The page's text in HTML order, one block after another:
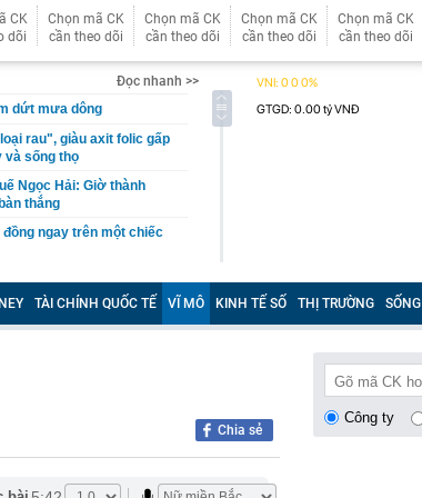
CK
dõi
Chọn mã CK
cần theo dõi
Chọn mã CK
cần theo dõi
Chọn mã CK
cần theo dõi
Chọn mã CK
cần theo dõi
Đọc nhanh >>
dứt mưa dông
rau", giàu axit folic gấp
và sống thọ
Ngọc Hải: Giờ thành
thắng
ngay trên một chiếc
sẽ sớm trở thành dĩ
pin ô tô điện vào năm
được lên trang bìa quá
TÀI CHÍNH QUỐC TẾ VĨ MÔ KINH TẾ SỐ THỊ TRƯỜNG SỐNG
Chia sẻ
Công ty